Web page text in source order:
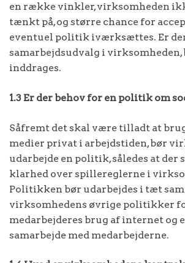
en række vinkler, virksomheden
tænkt på, og større chance for
eventuel politik iværksættes. Er
samarbejdsudvalg i virksomheden,
inddrages.
1.3 Er der behov for en politik om
Såfremt det skal være tilladt at
medier privat i arbejdstiden, bør
udarbejde en politik, således at der
klarhed over spillereglerne i
Politikken bør udarbejdes i tæt
virksomhedens øvrige politikker
medarbejderes brug af internet og
samarbejde med medarbejderne.